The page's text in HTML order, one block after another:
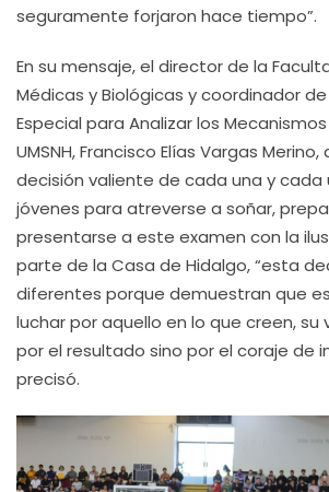
seguramente forjaron hace tiempo”.
En su mensaje, el director de la
Médicas y Biológicas y coordinador
Especial para Analizar los
UMSNH, Francisco Elías Vargas
decisión valiente de cada una y cada
jóvenes para atreverse a soñar,
presentarse a este examen con la
parte de la Casa de Hidalgo, “esta
diferentes porque demuestran que
luchar por aquello en lo que creen, su
por el resultado sino por el coraje de
precisó.